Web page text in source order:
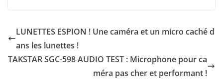
LUNETTES ESPION ! Une caméra et un micro caché d
ans les lunettes !
TAKSTAR SGC-598 AUDIO TEST : Microphone pour ca
méra pas cher et performant !